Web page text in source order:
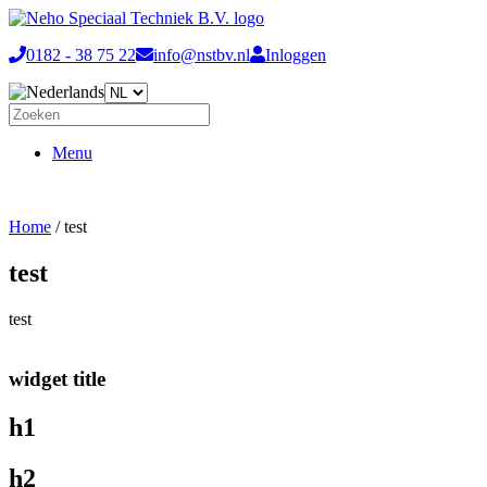
0182 - 38 75 22 info@nstbv.nl Inloggen
Menu
Home / test
test
test
widget title
h1
h2